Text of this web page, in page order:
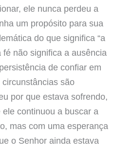
ele nunca perdeu a
um propósito para sua
do que significa “a
não significa a ausência
de confiar em
são
por que estava sofrendo,
continuou a buscar a
mas com uma esperança
o Senhor ainda estava